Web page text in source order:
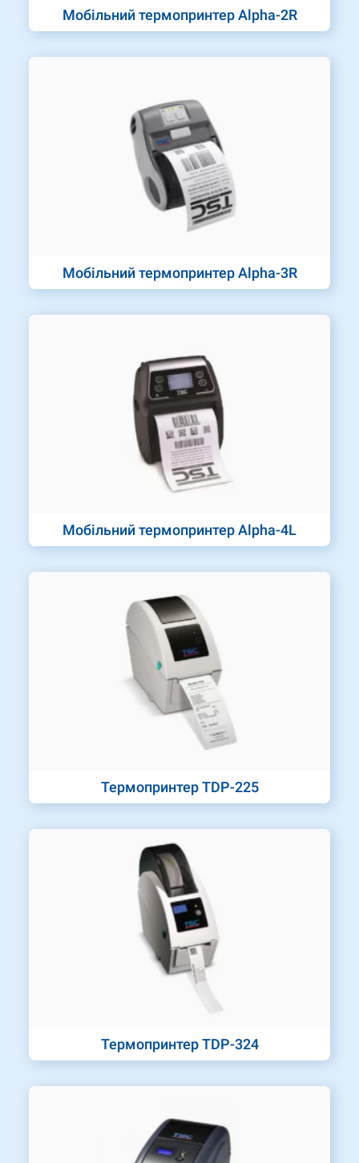
Мобільний термопринтер Alpha-2R
Мобільний термопринтер Alpha-3R
Мобільний термопринтер Alpha-4L
Термопринтер TDP-225
Термопринтер TDP-324